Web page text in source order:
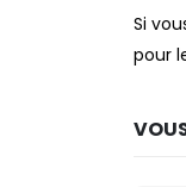
Si
pour